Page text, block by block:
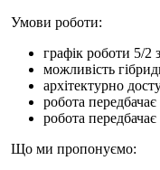
Умови роботи:
графік роботи 5/2
можливість
архітектурно
робота
робота
Що ми пропонуємо: